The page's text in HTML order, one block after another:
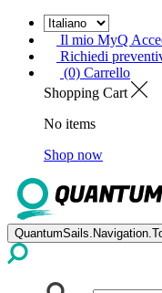
Il mio MyQ
Richiedi
(0) Carrello
Shopping Cart
No items
Shop now